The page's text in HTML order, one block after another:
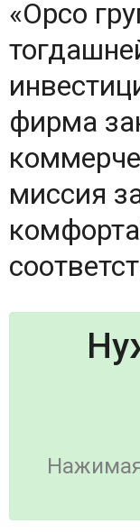
«Орсо
фирма
миссия